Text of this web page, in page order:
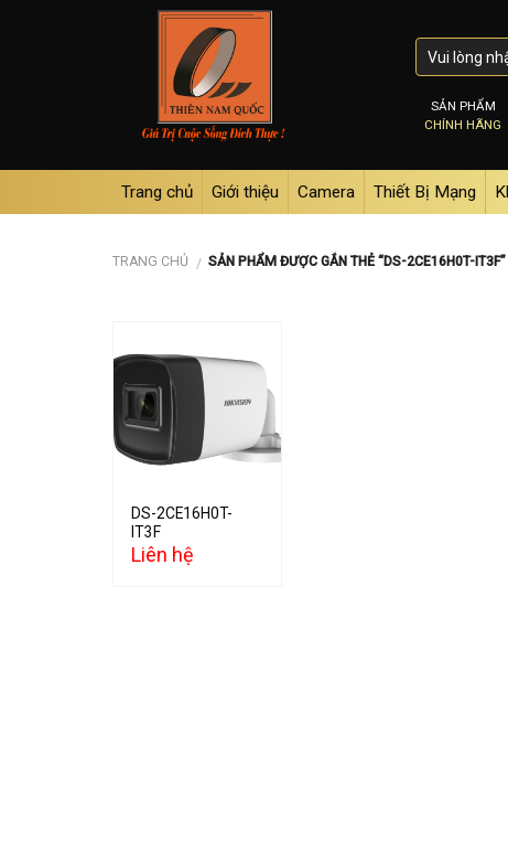
SẢN PHẨM
CHÍNH HÃNG
Trang chủ Giới thiệu Camera Thiết Bị Mạng
TRANG CHỦ / SẢN PHẨM ĐƯỢC GẮN THẺ “DS-2CE16H0T-IT3F”
wishlist
DS-2CE16H0T-
IT3F
Liên hệ